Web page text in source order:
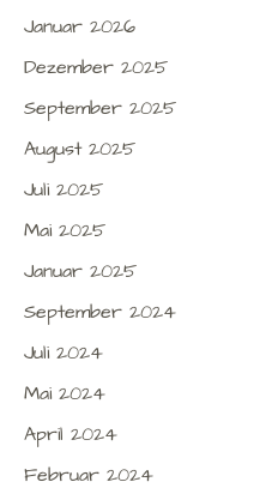
Januar 2026
Dezember 2025
September 2025
August 2025
Juli 2025
Mai 2025
Januar 2025
September 2024
Juli 2024
Mai 2024
April 2024
Februar 2024